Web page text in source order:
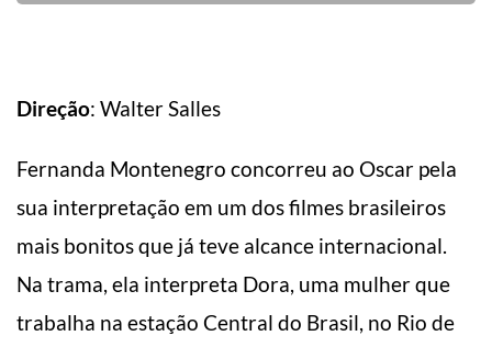
Direção: Walter Salles
Fernanda Montenegro concorreu ao Oscar pela
sua interpretação em um dos filmes brasileiros
mais bonitos que já teve alcance internacional.
Na trama, ela interpreta Dora, uma mulher que
trabalha na estação Central do Brasil, no Rio de